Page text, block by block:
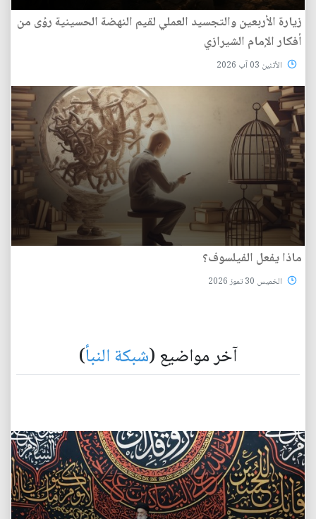
زيارة الأربعين والتجسيد العملي لقيم النهضة الحسينية رؤى من
أفكار الإمام الشيرازي
الأثنين 03 آب 2026
ماذا يفعل الفيلسوف؟
الخميس 30 تموز 2026
آخر مواضيع (شبكة النبأ)